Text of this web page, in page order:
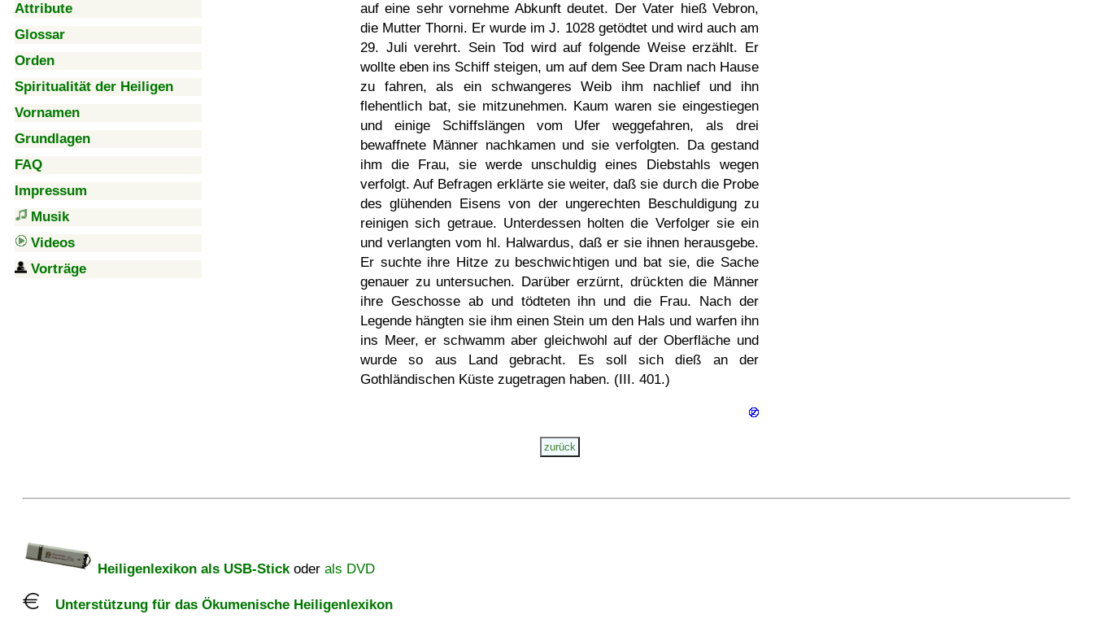
Attribute
Glossar
Orden
Spiritualität der Heiligen
Vornamen
Grundlagen
FAQ
Impressum
Musik
Videos
Vorträge
auf eine sehr vornehme Abkunft deutet. Der Vater hieß Vebron,
die Mutter Thorni. Er wurde im J. 1028 getödtet und wird auch am
29. Juli verehrt. Sein Tod wird auf folgende Weise erzählt. Er
wollte eben ins Schiff steigen, um auf dem See Dram nach Hause
zu fahren, als ein schwangeres Weib ihm nachlief und ihn
flehentlich bat, sie mitzunehmen. Kaum waren sie eingestiegen
und einige Schiffslängen vom Ufer weggefahren, als drei
bewaffnete Männer nachkamen und sie verfolgten. Da gestand
ihm die Frau, sie werde unschuldig eines Diebstahls wegen
verfolgt. Auf Befragen erklärte sie weiter, daß sie durch die Probe
des glühenden Eisens von der ungerechten Beschuldigung zu
reinigen sich getraue. Unterdessen holten die Verfolger sie ein
und verlangten vom hl. Halwardus, daß er sie ihnen herausgebe.
Er suchte ihre Hitze zu beschwichtigen und bat sie, die Sache
genauer zu untersuchen. Darüber erzürnt, drückten die Männer
ihre Geschosse ab und tödteten ihn und die Frau. Nach der
Legende hängten sie ihm einen Stein um den Hals und warfen ihn
ins Meer, er schwamm aber gleichwohl auf der Oberfläche und
wurde so aus Land gebracht. Es soll sich dieß an der
Gothländischen Küste zugetragen haben. (III. 401.)
Heiligenlexikon als USB-Stickoder als DVD
Unterstützung für das Ökumenische Heiligenlexikon